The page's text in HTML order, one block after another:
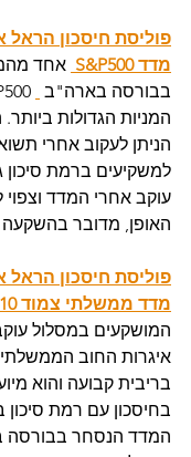
פוליסת חיסכון
מדד S&P500
אחד
בבורסה בארה"ב
המניות הגדולות
הניתן לעקוב אחרי
למשקיעים ברמת סיכון
עוקב אחרי המדד
האופן, מדובר
פוליסת חיסכון
מדד ממשלתי צמוד 5-10
המושקעים במסלול
איגרות החוב
בריבית קבועה והוא
בחיסכון עם רמת סיכון
המדד הנסחר בבורסה